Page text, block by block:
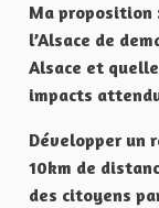
Ma proposition
l’Alsace de
Alsace et
impacts
Développer un
10km de
des citoyens